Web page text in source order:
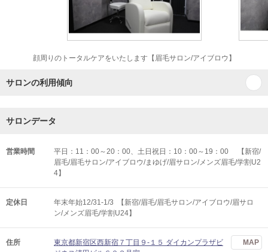
顔周りのトータルケアをいたします【眉毛サロン/アイブロウ】
サロンの利用傾向
サロンデータ
営業時間
平日：11：00～20：00、土日祝日：10：00～19：00 【新宿/
眉毛/眉毛サロン/アイブロウ/まゆげ/眉サロン/メンズ眉毛/学割U2
4】
定休日
年末年始12/31-1/3 【新宿/眉毛/眉毛サロン/アイブロウ/眉サロ
ン/メンズ眉毛/学割U24】
住所
東京都新宿区西新宿７丁目９-１５ ダイカンプラザビ
MAP